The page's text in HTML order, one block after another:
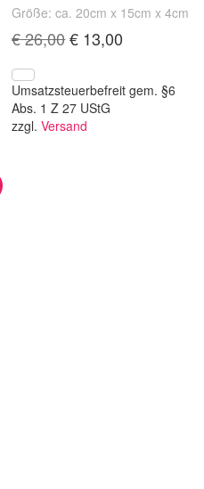
Größe: ca. 20cm x 15cm x 4cm
€26,00Ursprünglicher
Preis
€ 26,00
€ 13,00
€ 13,00.
Umsatzsteuerbefreit gem. §6
Abs. 1 Z 27 UStG
zzgl.Versand